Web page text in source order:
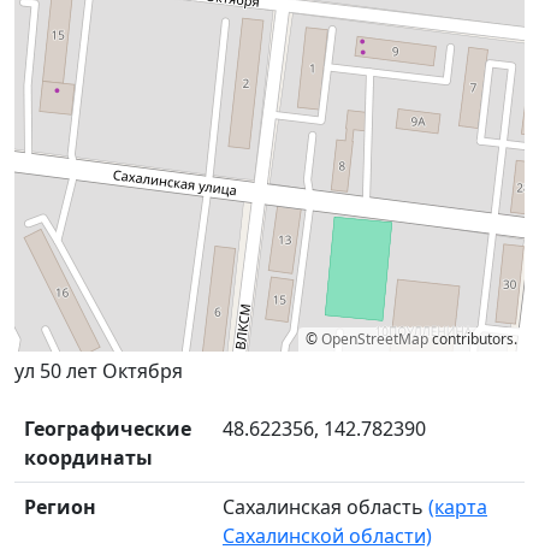
©OpenStreetMapcontributors.
ул 50 лет Октября
Географические
координаты
48.622356, 142.782390
Регион Сахалинская область (карта
Сахалинской области)